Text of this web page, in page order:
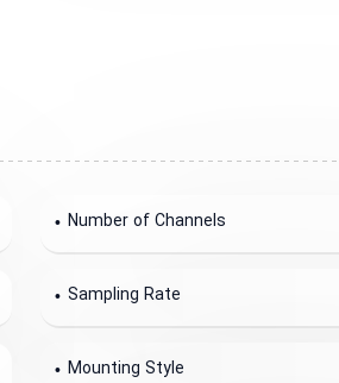
Number of Channels
Sampling Rate
Mounting Style